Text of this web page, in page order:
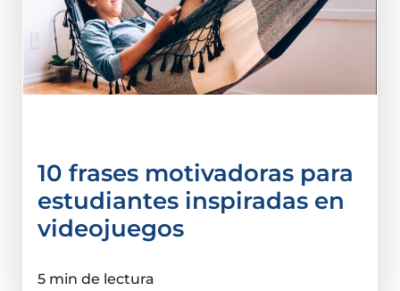
10 frases motivadoras para
estudiantes inspiradas en
videojuegos
5 min de lectura